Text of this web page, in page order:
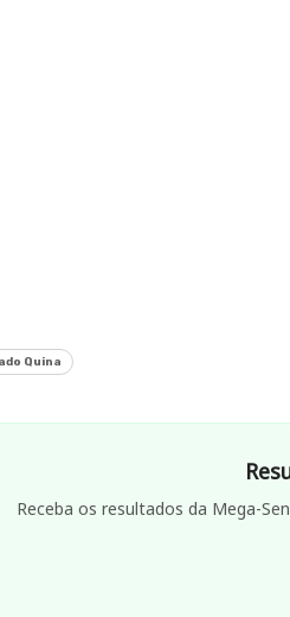
Quina
Receba os resultados da Mega-